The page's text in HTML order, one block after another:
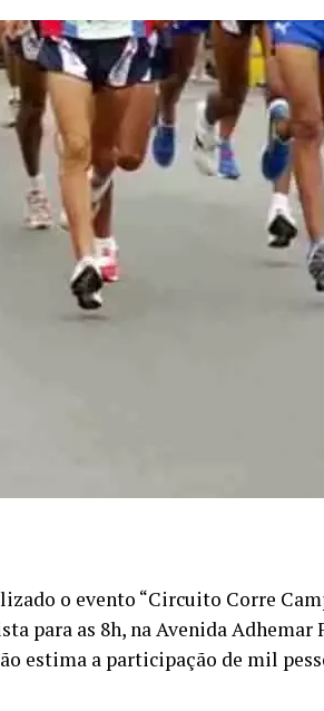
o evento “Circuito Corre
para as 8h, na Avenida Adhemar
estima a participação de mil